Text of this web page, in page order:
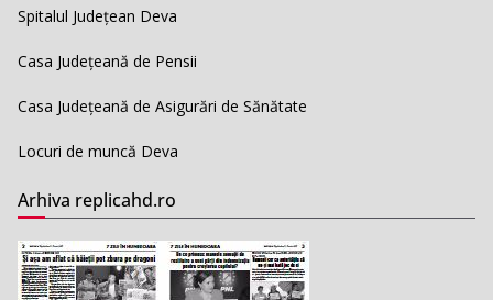
Spitalul Județean Deva
Casa Județeană de Pensii
Casa Județeană de Asigurări de Sănătate
Locuri de muncă Deva
Arhiva replicahd.ro